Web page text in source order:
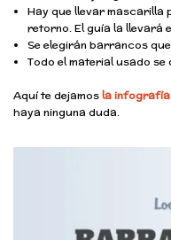
Hay que llevar mascarilla
retorno. El guía la llevará
Se elegirán barrancos
Todo el material usado
Aquí te dejamosla infografía
haya ninguna duda.